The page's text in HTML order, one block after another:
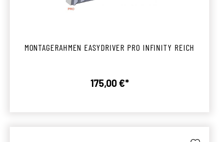
MONTAGERAHMEN EASYDRIVER PRO INFINITY REICH
Regulärer Preis:
175,00 €*